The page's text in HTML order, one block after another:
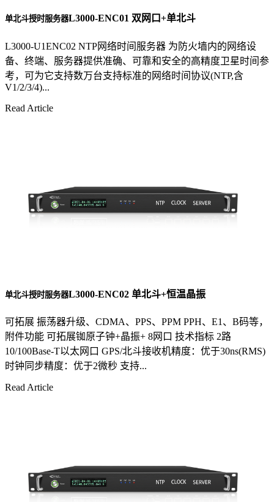
单北斗授时服务器L3000-ENC01 双网口+单北斗
L3000-U1ENC02 NTP网络时间服务器 为防火墙内的网络设
备、终端、服务器提供准确、可靠和安全的高精度卫星时间参
考，可为它支持数万台支持标准的网络时间协议(NTP,含
V1/2/3/4)...
Read Article
单北斗授时服务器L3000-ENC02 单北斗+恒温晶振
可拓展 振荡器升级、CDMA、PPS、PPM PPH、E1、B码等，
附件功能 可拓展铷原子钟+晶振+ 8网口 技术指标 2路
10/100Base-T以太网口 GPS/北斗接收机精度：优于30ns(RMS)
时钟同步精度：优于2微秒 支持...
Read Article